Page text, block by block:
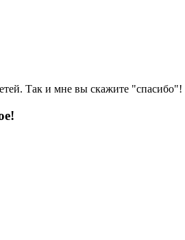
Так и мне вы скажите "спасибо"!